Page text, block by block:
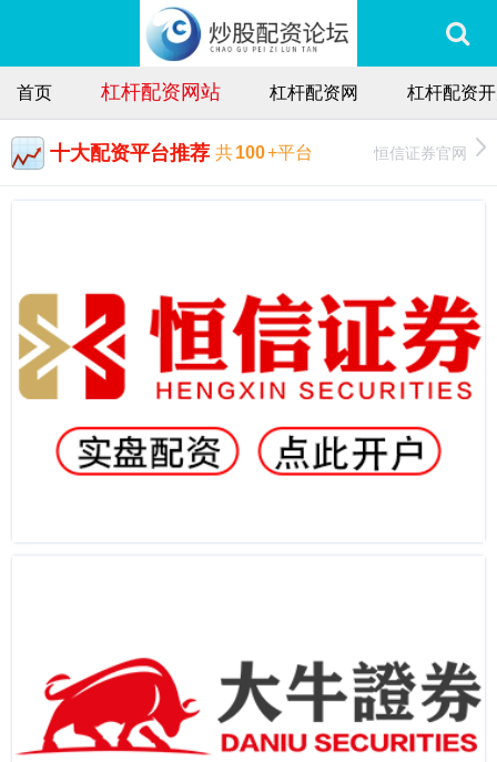
首页 杠杆配资网站 杠杆配资网 杠杆配资
十大配资平台推荐 共100+平台 恒信证券官网